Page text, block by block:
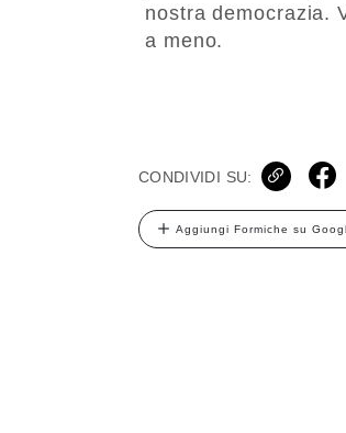
nostra democrazia.
a meno.
CONDIVIDI SU:
Aggiungi Formiche su